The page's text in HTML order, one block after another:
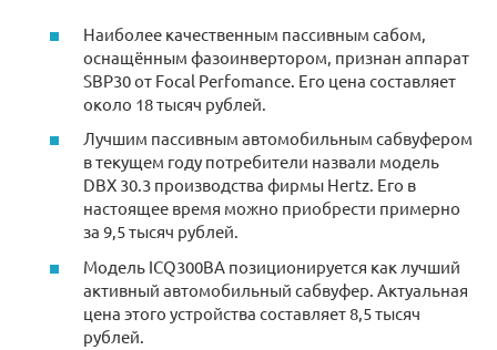
Наиболее качественным пассивным сабом,
оснащённым фазоинвертором, признан аппарат
SBP30 от Focal Perfomance. Его цена составляет
около 18 тысяч рублей.
Лучшим пассивным автомобильным сабвуфером
в текущем году потребители назвали модель
DBX 30.3 производства фирмы Hertz. Его в
настоящее время можно приобрести примерно
за 9,5 тысяч рублей.
Модель ICQ300BA позиционируется как лучший
активный автомобильный сабвуфер. Актуальная
цена этого устройства составляет 8,5 тысяч
рублей.